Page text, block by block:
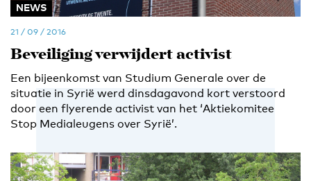
NEWS
21 / 09 / 2016
Beveiliging verwijdert activist
Een bijeenkomst van Studium Generale over de
situatie in Syrië werd dinsdagavond kort verstoord
door een flyerende activist van het ‘Aktiekomitee
Stop Medialeugens over Syrië’.